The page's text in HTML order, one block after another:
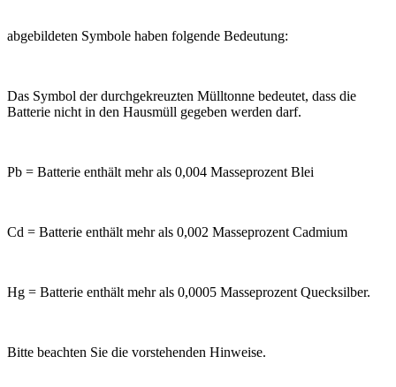
abgebildeten Symbole haben folgende Bedeutung:
Das Symbol der durchgekreuzten Mülltonne bedeutet, dass die
Batterie nicht in den Hausmüll gegeben werden darf.
Pb = Batterie enthält mehr als 0,004 Masseprozent Blei
Cd = Batterie enthält mehr als 0,002 Masseprozent Cadmium
Hg = Batterie enthält mehr als 0,0005 Masseprozent Quecksilber.
Bitte beachten Sie die vorstehenden Hinweise.